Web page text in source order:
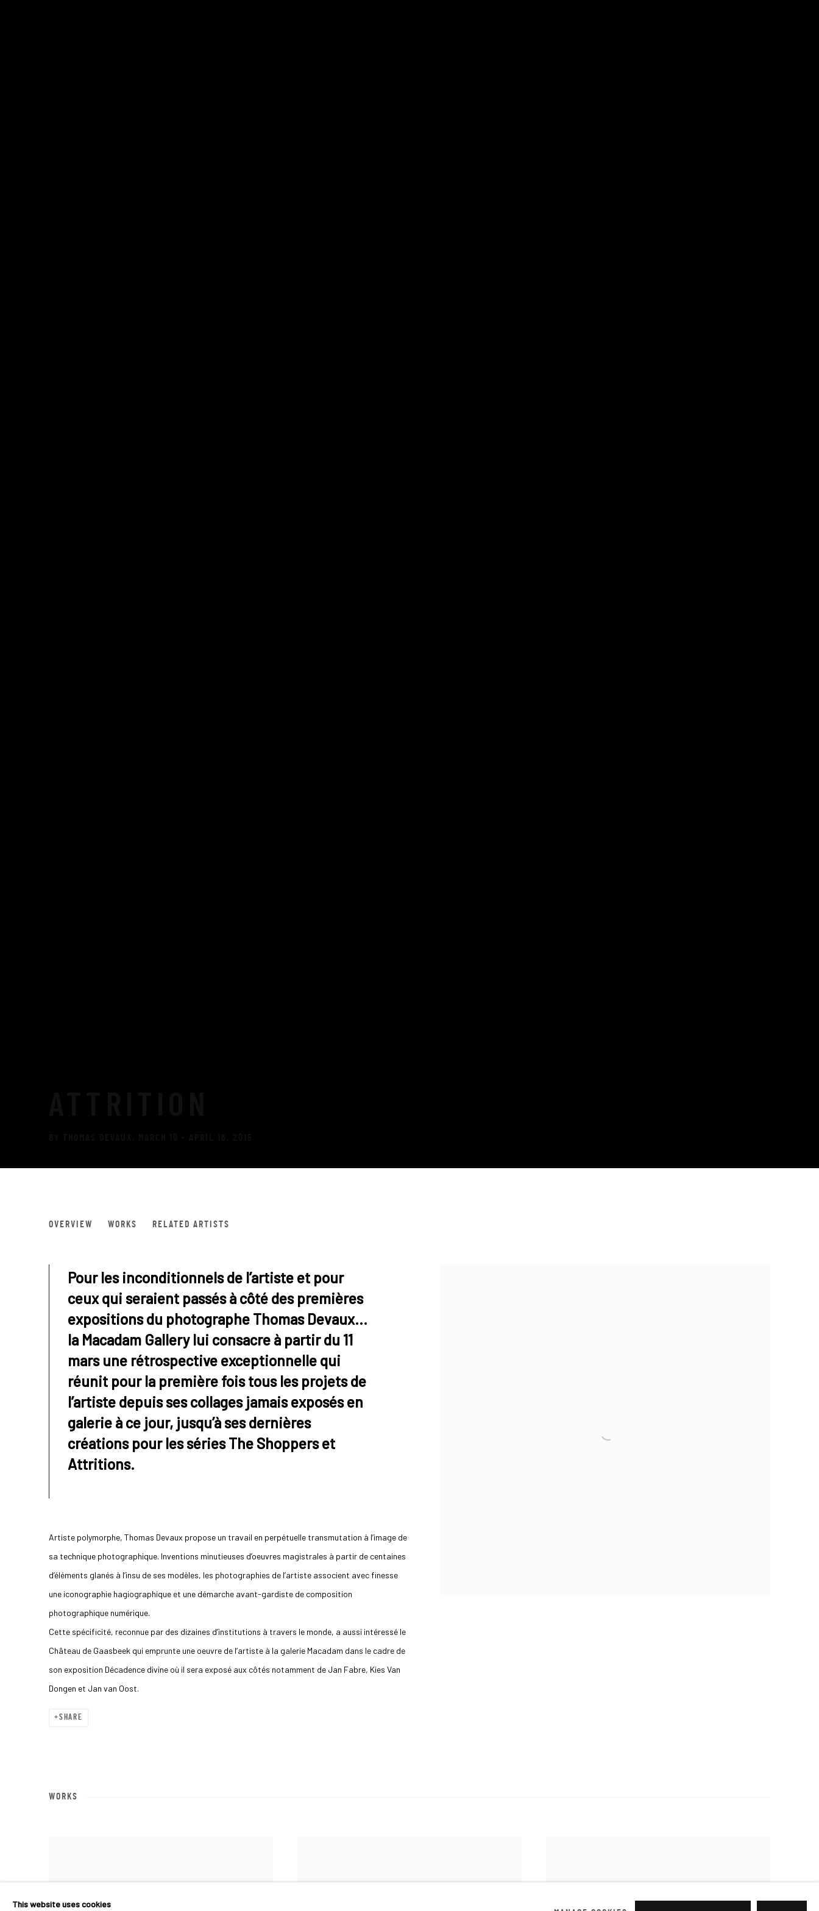
ATTRITION
OVERVIEW WORKS RELATED ARTISTS
Pour les inconditionnels de l’artiste et pour
ceux qui seraient passés à côté des premières
expositions du photographe Thomas Devaux…
la Macadam Gallery lui consacre à partir du 11
mars une rétrospective exceptionnelle qui
réunit pour la première fois tous les projets de
l’artiste depuis ses collages jamais exposés en
galerie à ce jour, jusqu’à ses dernières
créations pour les séries The Shoppers et
Attritions.
Artiste polymorphe, Thomas Devaux propose un travail en perpétuelle transmutation à l’image de
sa technique photographique. Inventions minutieuses d’oeuvres magistrales à partir de centaines
d’éléments glanés à l’insu de ses modèles, les photographies de l’artiste associent avec finesse
une iconographie hagiographique et une démarche avant-gardiste de composition
photographique numérique.
Cette spécificité, reconnue par des dizaines d’institutions à travers le monde, a aussi intéressé le
Château de Gaasbeek qui emprunte une oeuvre de l’artiste à la galerie Macadam dans le cadre de
son exposition Décadence divine où il sera exposé aux côtés notamment de Jan Fabre, Kies Van
Dongen et Jan van Oost.
SHARE
WORKS
This website uses cookies